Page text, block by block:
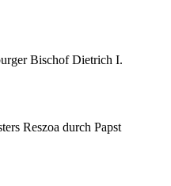
Bischof Dietrich I.
Reszoa durch Papst